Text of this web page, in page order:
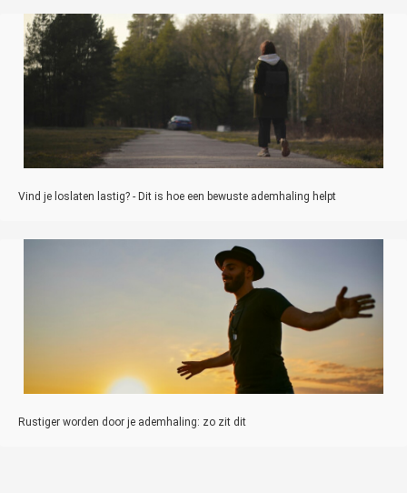
Vind je loslaten lastig? - Dit is hoe een bewuste ademhaling helpt
Rustiger worden door je ademhaling: zo zit dit